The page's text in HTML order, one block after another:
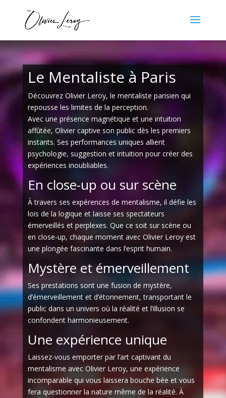
Le Mentaliste à Paris
Découvrez Olivier Leroy, le mentaliste parisien qui
repousse les limites de la perception.
Avec une présence magnétique et une intuition
affûtée, Olivier captive son public dès les premiers
instants. Ses performances uniques allient
psychologie, suggestion et intuition pour créer des
expériences inoubliables.
En close-up ou sur scène
À travers ses expérences de mentalisme, il défie les
lois de la logique et laisse ses spectateurs
émerveillés et perplexes. Que ce soit sur scène ou
en close-up, chaque moment avec Olivier Leroy est
une plongée fascinante dans l’esprit humain.
Mystère et émerveillement
Ses prestations sont une fusion de mystère,
d’émerveillement et d’étonnement, transportant le
public dans un univers où la réalité et l’illusion se
confondent harmonieusement.
Une expérience unique
Laissez-vous emporter par l’art captivant du
mentalisme avec Olivier Leroy, une expérience
incomparable qui vous laissera bouche bée et vous
fera questionner la nature même de la réalité. À